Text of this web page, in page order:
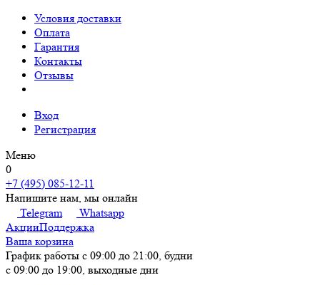
Условия доставки
Оплата
Гарантия
Контакты
Отзывы
Вход
Регистрация
Меню
0
+7 (495) 085-12-11
Напишите нам, мы онлайн
Telegram
Whatsapp
АкцииПоддержка
Ваша корзина
График работы с 09:00 до 21:00, будни
с 09:00 до 19:00, выходные дни